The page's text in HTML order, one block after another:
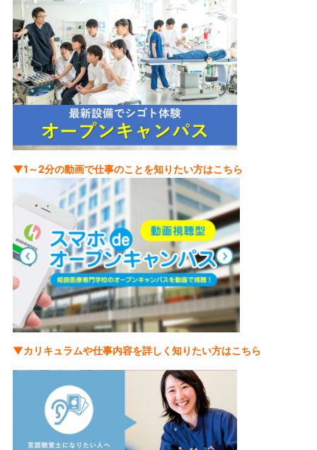
▼1～2分の動画で仕事のことを知りたい方はこちら
▼カリキュラムや仕事内容を詳しく知りたい方はこちら